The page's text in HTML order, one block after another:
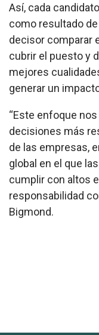
Así, cada
como resultado
decisor comparar
cubrir el puesto y
mejores
generar un
“Este enfoque
decisiones más
de las empresas,
global en el que
cumplir con altos
responsabilidad
Bigmond.